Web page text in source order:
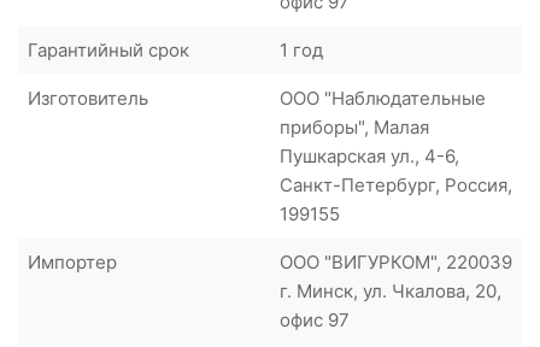
Гарантийный срок 1 год
Изготовитель
ООО "Наблюдательные
приборы", Малая
Пушкарская ул., 4-6,
Санкт-Петербург, Россия,
199155
Импортер
ООО "ВИГУРКОМ", 220039
г. Минск, ул. Чкалова, 20,
офис 97